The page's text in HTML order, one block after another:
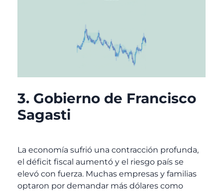
3. Gobierno de Francisco
Sagasti
La economía sufrió una contracción profunda,
el déficit fiscal aumentó y el riesgo país se
elevó con fuerza. Muchas empresas y familias
optaron por demandar más dólares como